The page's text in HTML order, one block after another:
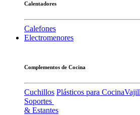
Calentadores
Calefones
Electromenores
Complementos de Cocina
Cuchillos Plásticos para Cocina
Soportes
& Estantes